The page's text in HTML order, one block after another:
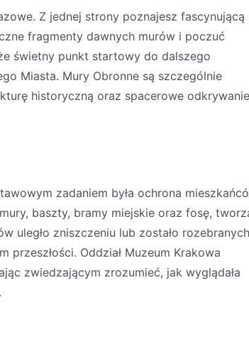
Z jednej strony poznajesz fascynującą
fragmenty dawnych murów i poczuć
świetny punkt startowy do dalszego
Miasta. Mury Obronne są szczególnie
historyczną oraz spacerowe odkrywanie
zadaniem była ochrona
baszty, bramy miejskie oraz fosę,
uległo zniszczeniu lub zostało
Oddział Muzeum Krakowa
zwiedzającym zrozumieć, jak wyglądała